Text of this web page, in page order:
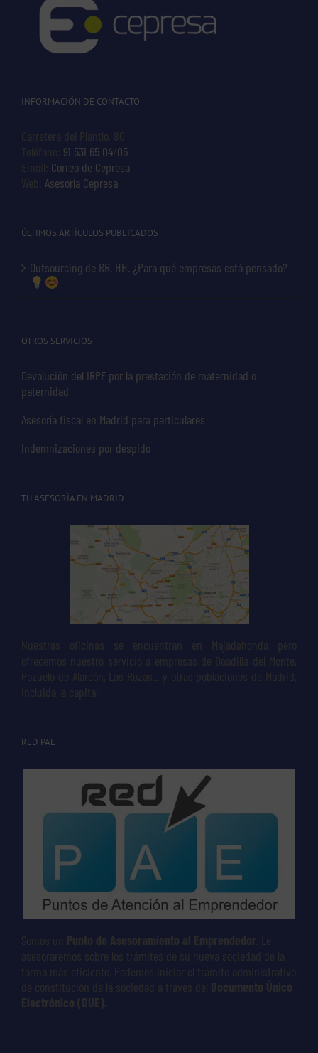
INFORMACIÓN DE CONTACTO
Carretera del Plantío, 80
Teléfono: 91 531 65 04 05
Email: Correo de Cepresa
Web: Asesoría Cepresa
ÚLTIMOS ARTÍCULOS PUBLICADOS
Outsourcing de RR. HH. ¿Para qué empresas está pensado?
OTROS SERVICIOS
Devolución del IRPF por la prestación de maternidad o
paternidad
Asesoría fiscal en Madrid para particulares
Indemnizaciones por despido
TU ASESORÍA EN MADRID
Nuestras oficinas se encuentran en Majadahonda pero
ofrecemos nuestro servicio a empresas de Boadilla del Monte,
Pozuelo de Alarcón, Las Rozas... y otras poblaciones de Madrid,
incluida la capital.
RED PAE
Somos un Punto de Asesoramiento al Emprendedor . Le
asesoraremos sobre los trámites de su nueva sociedad de la
forma más eficiente. Podemos iniciar el trámite administrativo
de constitución de la sociedad a través del Documento Único
Electrónico (DUE).